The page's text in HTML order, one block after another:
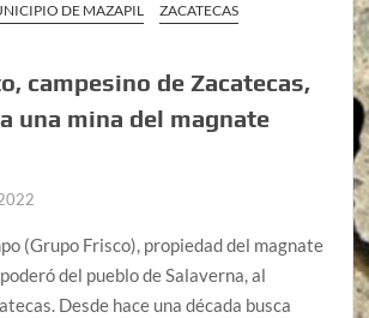
DE MAZAPIL
ZACATECAS
campesino de Zacatecas,
una mina del magnate
(Grupo Frisco), propiedad del magnate
del pueblo de Salaverna, al
Desde hace una década busca